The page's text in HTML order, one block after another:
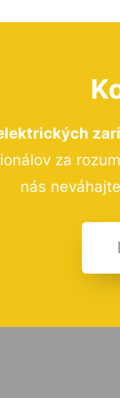
za
nás